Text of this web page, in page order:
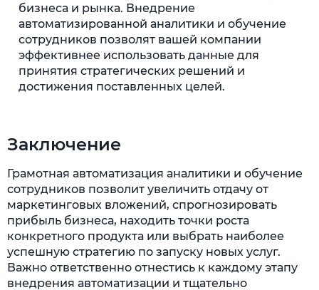
бизнеса и рынка. Внедрение
автоматизированной аналитики и обучение
сотрудников позволят вашей компании
эффективнее использовать данные для
принятия стратегических решений и
достижения поставленных целей.
Заключение
Грамотная автоматизация аналитики и обучение
сотрудников позволит увеличить отдачу от
маркетинговых вложений, спрогнозировать
прибыль бизнеса, находить точки роста
конкретного продукта или выбрать наиболее
успешную стратегию по запуску новых услуг.
Важно ответственно отнестись к каждому этапу
внедрения автоматизации и тщательно